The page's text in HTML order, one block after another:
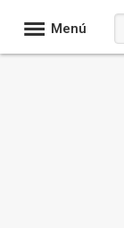
Menú